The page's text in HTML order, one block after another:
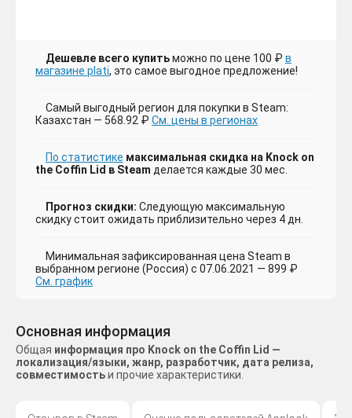
Дешевле всего купитьможно по цене 100 ₽ в
магазине plati, это самое выгодное предложение!
Самый выгодный регион для покупки в Steam:
Казахстан — 568.92 ₽ См. цены в регионах
По статистике максимальная скидка на Knock on
the Coffin Lid в Steam делается каждые 30 мес.
Прогноз скидки: Следующую максимальную
скидку стоит ожидать приблизительно через 4 дн.
Минимальная зафиксированная цена Steam в
выбранном регионе (Россия) с 07.06.2021 — 899 ₽
См. график
Основная информация
Общая информация про Knock on the Coffin Lid —
локализация/языки, жанр, разработчик, дата релиза,
совместимостьи прочие характеристики.